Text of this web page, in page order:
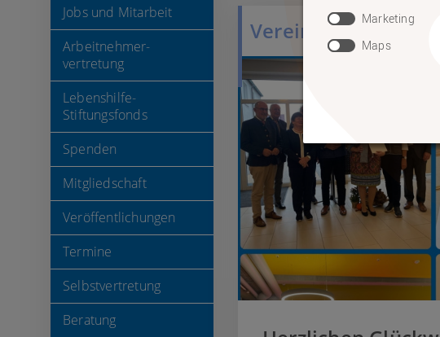
Jobs und Mitarbeit
Arbeitnehmer-
vertretung
Lebenshilfe-
Stiftungsfonds
Spenden
Mitgliedschaft
Veröffentlichungen
Termine
Selbstvertretung
Beratung
Verein
Marketing
Maps